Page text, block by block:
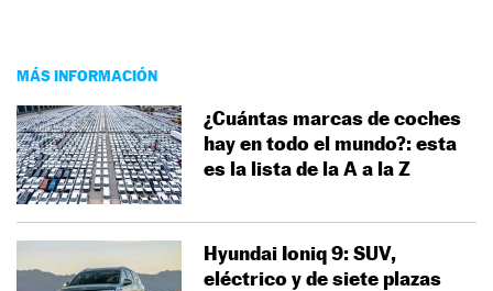
MÁS INFORMACIÓN
¿Cuántas marcas de coches
hay en todo el mundo?: esta
es la lista de la A a la Z
Hyundai Ioniq 9: SUV,
eléctrico y de siete plazas